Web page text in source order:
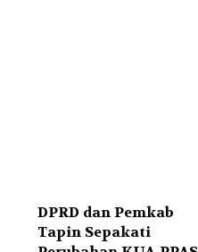
DPRD dan Pemkab
Tapin Sepakati